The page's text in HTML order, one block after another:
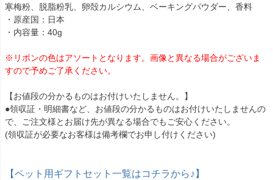
寒梅粉、脱脂粉乳、卵殻カルシウム、ベーキングパウダー、香料
・原産国：日本
・内容量：40g
※リボンの色はアソートとなります。画像と異なる場合がございま
すので予めご了承ください。
【お値段の分かるものはお付けいたしません。】
●領収証・明細書など、お値段の分かるものはお付けいたしませんの
で、ご注文様とお届け先が異なる場合でもご安心ください。
(領収証が必要なお客様は備考欄でお申し付けください)
【ペット用ギフトセット一覧はコチラから♪】